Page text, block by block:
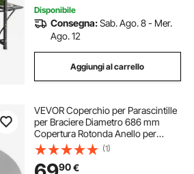
Disponibile
Consegna:Sab. Ago. 8 - Mer.
Ago. 12
Aggiungi al carrello
VEVOR Coperchio per Parascintille
per Braciere Diametro 686 mm
Copertura Rotonda Anello per
Braciere da Esterno, Copertura in
Metallo per Braciere in Acciaio
Inossidabile da Cortile Giardino
(1)
90€